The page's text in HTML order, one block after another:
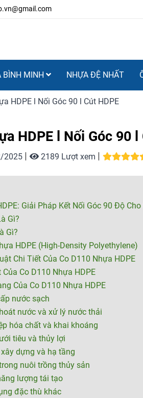
BÌNH MINH NHỰA ĐỆ NHẤT
HDPE l Nối Góc 90 l Cút HDPE
HDPE l Nối Góc 90 l
2025 2189 Lượt xem
Giải Pháp Kết Nối Góc 90 Độ Cho
Gì?
Gì?
HDPE (High-Density Polyethylene)
Chi Tiết Của Co D110 Nhựa HDPE
Co D110 Nhựa HDPE
Của Co D110 Nhựa HDPE
nước sạch
nước và xử lý nước thải
hóa chất và khai khoáng
tiêu và thủy lợi
dựng và hạ tầng
nuôi trồng thủy sản
lượng tái tạo
đặc thù khác